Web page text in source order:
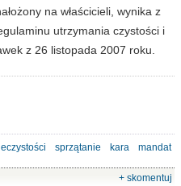
na właścicieli, wynika z
utrzymania czystości i
z 26 listopada 2007 roku.
sprzątanie kara mandat
+ skomentuj